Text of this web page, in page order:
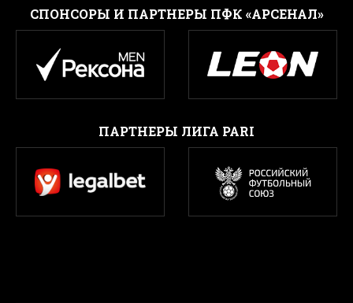
CПОНСОРЫ И ПАРТНЕРЫ ПФК «АРСЕНАЛ»
ПАРТНЕРЫ ЛИГА PARI